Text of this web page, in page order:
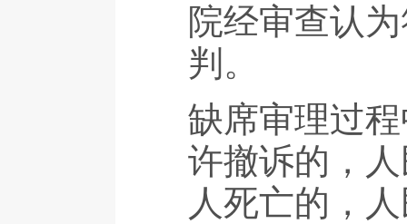
院经审查认
判。
缺席审理过
许撤诉的，
人死亡的，